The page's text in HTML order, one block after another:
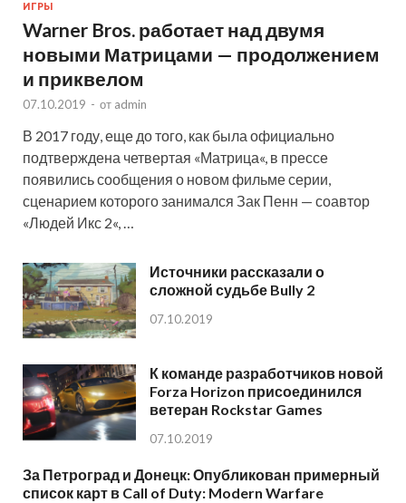
ИГРЫ
Warner Bros. работает над двумя
новыми Матрицами — продолжением
и приквелом
07.10.2019 - от admin
В 2017 году, еще до того, как была официально
подтверждена четвертая «Матрица«, в прессе
появились сообщения о новом фильме серии,
сценарием которого занимался Зак Пенн — соавтор
«Людей Икс 2«, …
Источники рассказали о
сложной судьбе Bully 2
07.10.2019
К команде разработчиков новой
Forza Horizon присоединился
ветеран Rockstar Games
07.10.2019
За Петроград и Донецк: Опубликован примерный
список карт в Call of Duty: Modern Warfare